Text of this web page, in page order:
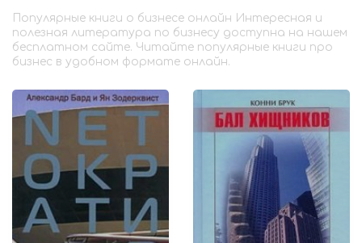
Популярные книги о бизнесе онлайн Интересная и
полезная литература по бизнесу доступна на нашем
бесплатном сайте. Читайте популярные книги про
бизнес в удобном формате онлайн.